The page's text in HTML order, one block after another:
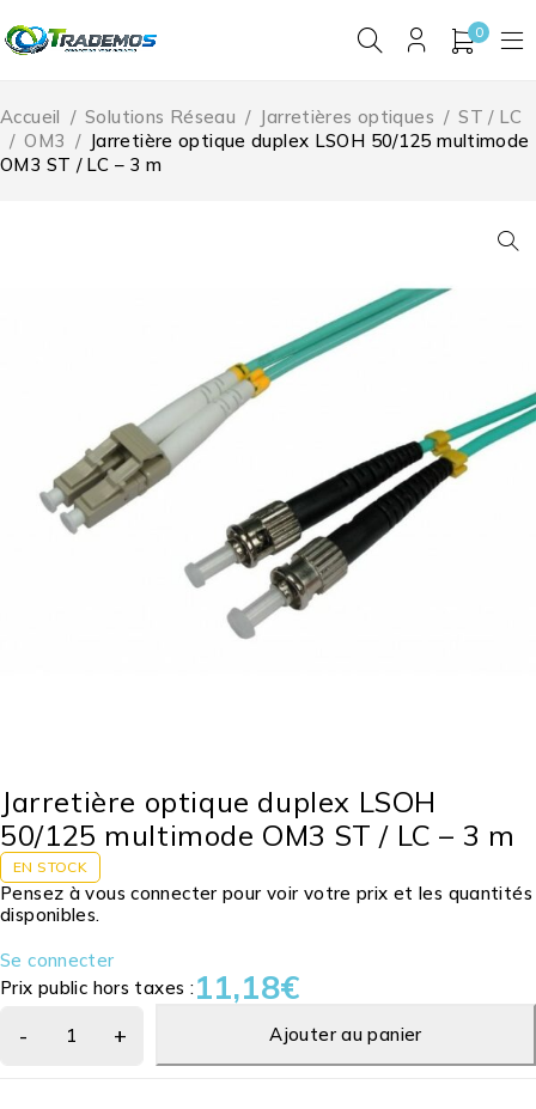
0
Accueil / Solutions Réseau / Jarretières optiques / ST / LC
/ OM3 / Jarretière optique duplex LSOH 50/125 multimode
OM3 ST / LC – 3 m
Jarretière optique duplex LSOH
50/125 multimode OM3 ST / LC – 3 m
EN STOCK
Pensez à vous connecter pour voir votre prix et les quantités
disponibles.
Se connecter
Prix public hors taxes :11,18€
Ajouter au panier